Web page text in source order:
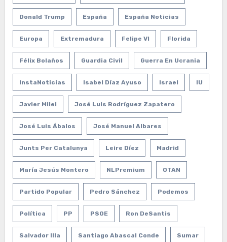
Donald Trump España España Noticias
Europa Extremadura Felipe VI Florida
Félix Bolaños Guardia Civil Guerra En Ucrania
InstaNoticias Isabel Díaz Ayuso Israel IU
Javier Milei José Luis Rodríguez Zapatero
José Luis Ábalos José Manuel Albares
Junts Per Catalunya Leire Díez Madrid
María Jesús Montero NLPremium OTAN
Partido Popular Pedro Sánchez Podemos
Política PP PSOE Ron DeSantis
Salvador Illa Santiago Abascal Conde Sumar